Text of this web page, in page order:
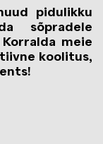
pidulikku
sõpradele
meie
koolitus,